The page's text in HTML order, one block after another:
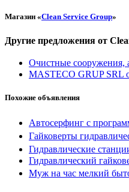
Магазин «Clean Service Group»
Другие предложения от
Очистные сооружения,
MASTECO GRUP SRL
Похожие объявления
Автосерфинг с
Гайковерты
Гидравлические
Гидравлический
Муж на час мелкий